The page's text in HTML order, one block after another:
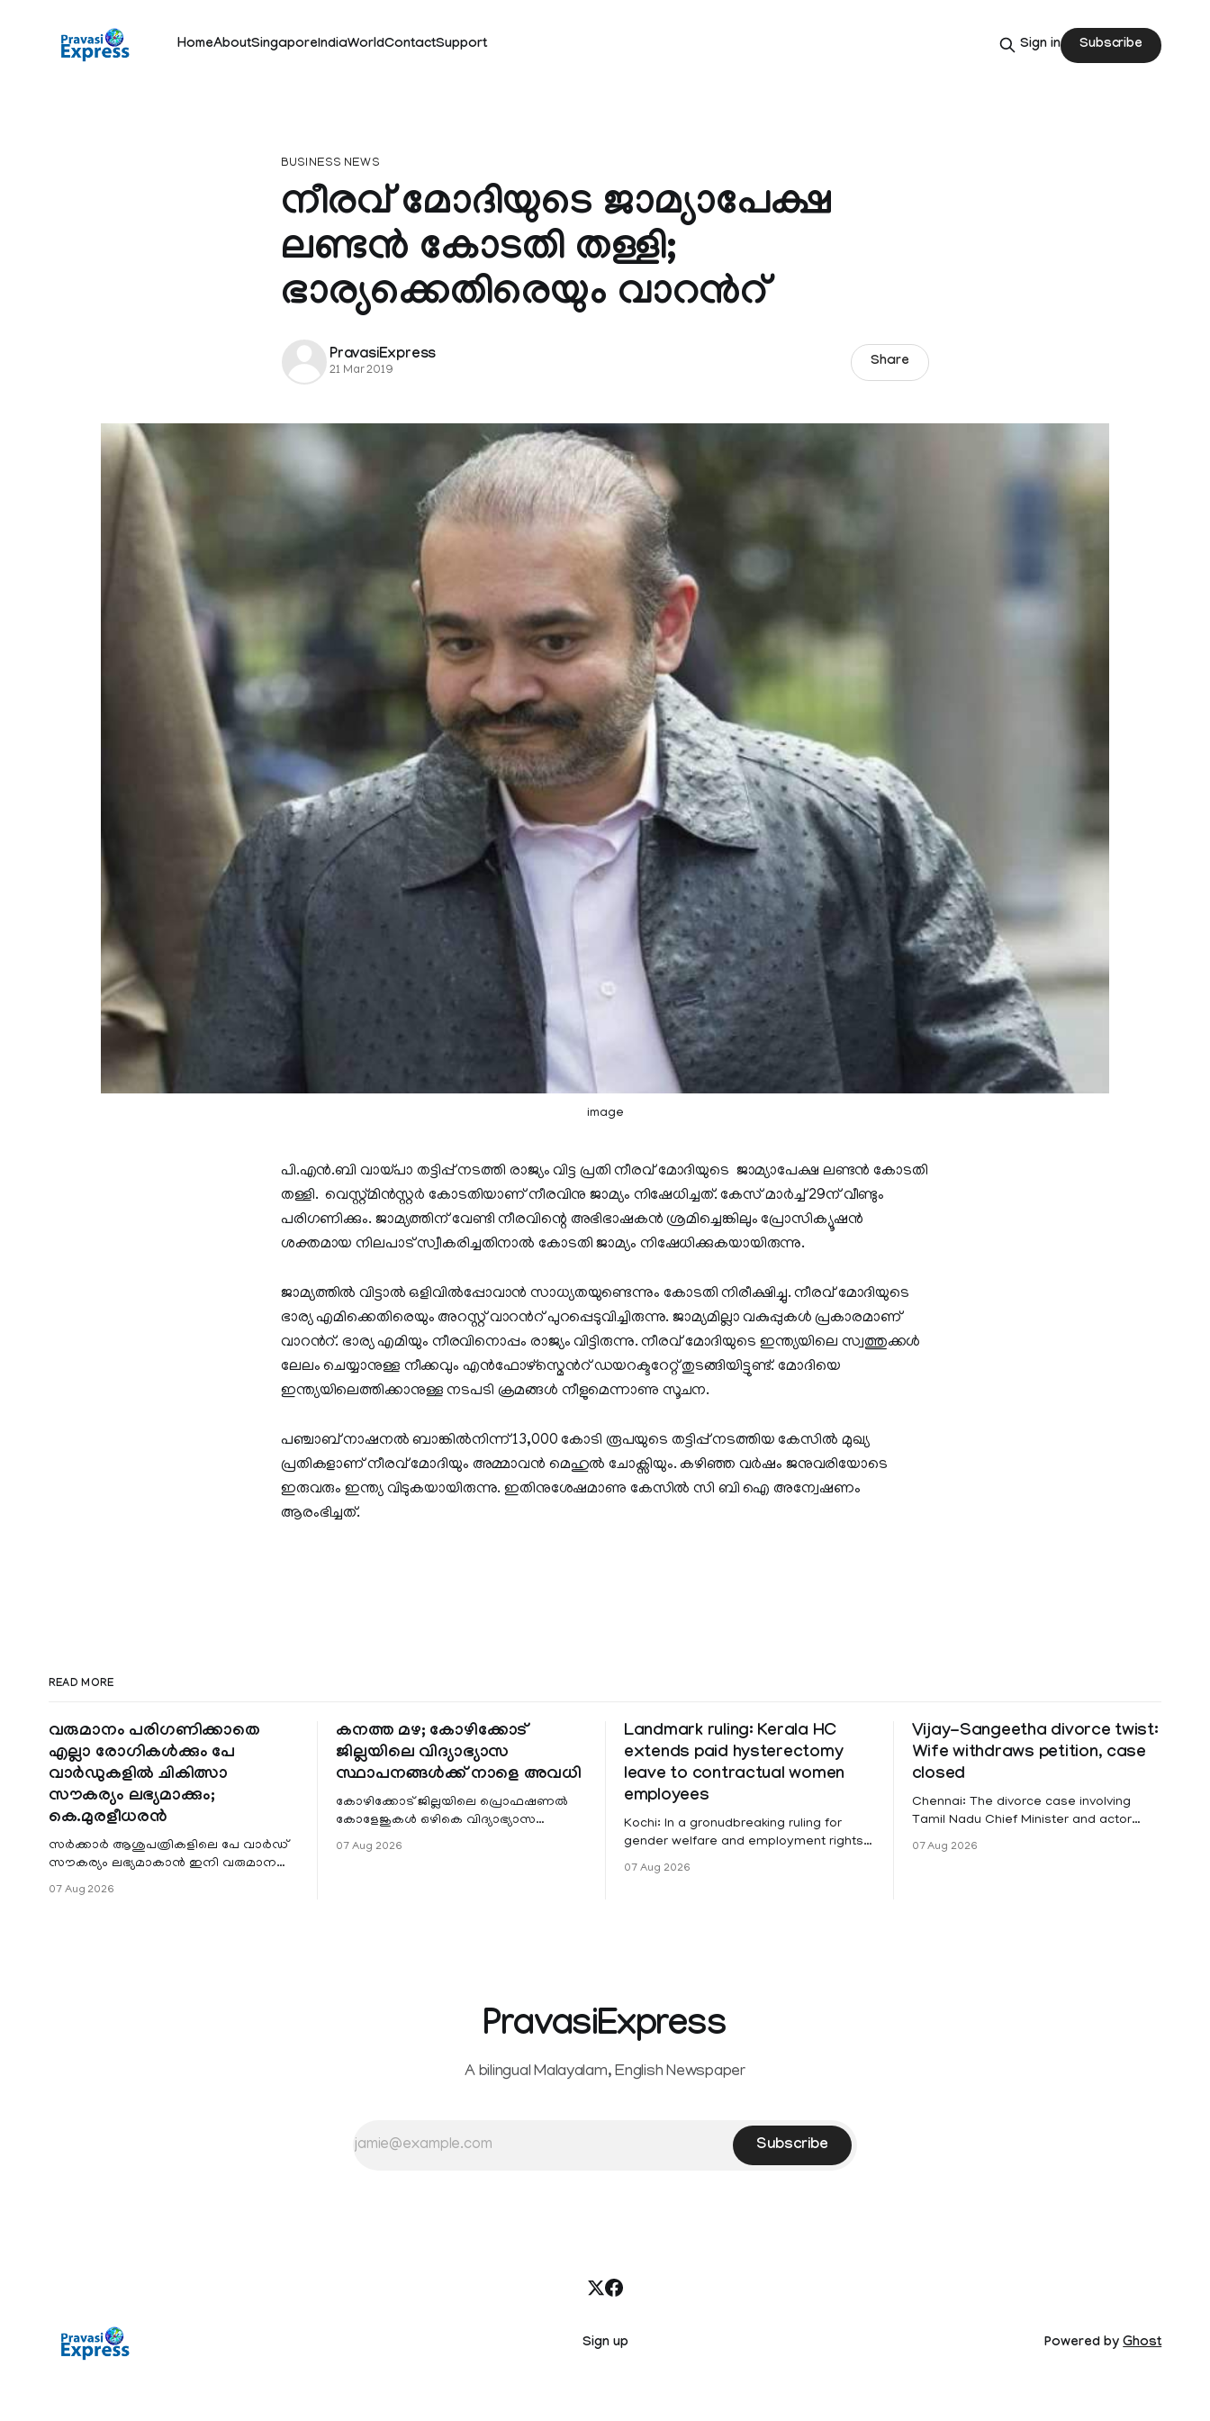
HomeAboutSingaporeIndiaWorldContactSupport Sign in Subscribe
BUSINESS NEWS
നീരവ് മോദിയുടെ ജാമ്യാപേക്ഷ
ലണ്ടൻ കോടതി തള്ളി;
ഭാര്യക്കെതിരെയും വാറന്‍റ്
PravasiExpress
21 Mar 2019
Share
image
പി.എന്‍.ബി വായ്പാ തട്ടിപ്പ് നടത്തി രാജ്യം വിട്ട പ്രതി നീരവ് മോദിയുടെ ജാമ്യാപേക്ഷ ലണ്ടൻ കോടതി
തള്ളി. വെസ്റ്റ്മിൻസ്റ്റർ കോടതിയാണ് നീരവിനു ജാമ്യം നിഷേധിച്ചത്. കേസ് മാർച്ച് 29ന് വീണ്ടും
പരിഗണിക്കും. ജാമ്യത്തിന് വേണ്ടി നീരവിന്റെ അഭിഭാഷകന്‍ ശ്രമിച്ചെങ്കിലും പ്രോസിക്യൂഷന്‍
ശക്തമായ നിലപാട് സ്വീകരിച്ചതിനാല്‍ കോടതി ജാമ്യം നിഷേധിക്കുകയായിരുന്നു.
ജാമ്യത്തിൽ വിട്ടാൽ ഒളിവിൽപ്പോവാൻ സാധ്യതയുണ്ടെന്നും കോടതി നിരീക്ഷിച്ചു. നീരവ് മോദിയുടെ
ഭാര്യ എമിക്കെതിരെയും അറസ്റ്റ് വാറൻറ് പുറപ്പെടുവിച്ചിരുന്നു. ജാമ്യമില്ലാ വകുപ്പുകൾ പ്രകാരമാണ്
വാറൻറ്. ഭാര്യ എമിയും നീരവിനൊപ്പം രാജ്യം വിട്ടിരുന്നു. നീരവ് മോദിയുടെ ഇന്ത്യയിലെ സ്വത്തുക്കൾ
ലേലം ചെയ്യാനുള്ള നീക്കവും എൻഫോഴ്സ്മെന്‍റ് ഡയറക്ടറേറ്റ് തുടങ്ങിയിട്ടുണ്ട്. മോദിയെ
ഇന്ത്യയിലെത്തിക്കാനുള്ള നടപടി ക്രമങ്ങള്‍ നീളുമെന്നാണു സൂചന.
പഞ്ചാബ് നാഷനൽ ബാങ്കിൽനിന്ന് 13,000 കോടി രൂപയുടെ തട്ടിപ്പ് നടത്തിയ കേസിൽ മുഖ്യ
പ്രതികളാണ് നീരവ് മോദിയും അമ്മാവൻ മെഹുൽ ചോക്സിയും. കഴിഞ്ഞ വർഷം ജനുവരിയോടെ
ഇരുവരും ഇന്ത്യ വിടുകയായിരുന്നു. ഇതിനുശേഷമാണു കേസിൽ സി ബി ഐ അന്വേഷണം
ആരംഭിച്ചത്.
READ MORE
വരുമാനം പരിഗണിക്കാതെ
എല്ലാ രോഗികൾക്കും പേ
വാർഡുകളിൽ ചികിത്സാ
സൗകര്യം ലഭ്യമാക്കും;
കെ.മുരളീധരൻ
സർക്കാർ ആശുപത്രികളിലെ പേ വാർഡ്
സൗകര്യം ലഭ്യമാകാൻ ഇനി വരുമാന
വരുമാനം പരിഗണിക്കാതെ എല്ലാ
07 Aug 2026
കനത്ത മഴ; കോഴിക്കോട്
ജില്ലയിലെ വിദ്യാഭ്യാസ
സ്ഥാപനങ്ങൾക്ക് നാളെ അവധി
കോഴിക്കോട് ജില്ലയിലെ പ്രൊഫഷണൽ
കോളേജുകൾ ഒഴികെ വിദ്യാഭ്യാസ
ജില്ലയിലെ മലയോര- തീരദേശ
07 Aug 2026
Landmark ruling: Kerala HC
extends paid hysterectomy
leave to contractual women
employees
Kochi: In a gronudbreaking ruling for
gender welfare and employment rights,
female contractual staff employed in
07 Aug 2026
Vijay-Sangeetha divorce twist:
Wife withdraws petition, case
closed
Chennai: The divorce case involving
Tamil Nadu Chief Minister and actor
Sowrnalingam has taken a new turn
07 Aug 2026
PravasiExpress
A bilingual Malayalam, English Newspaper
Subscribe
Sign up Powered byGhost